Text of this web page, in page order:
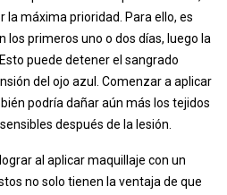
la máxima prioridad. Para ello, es
primeros uno o dos días, luego la
puede detener el sangrado
del ojo azul. Comenzar a aplicar
podría dañar aún más los tejidos
después de la lesión.
al aplicar maquillaje con un
no solo tienen la ventaja de que